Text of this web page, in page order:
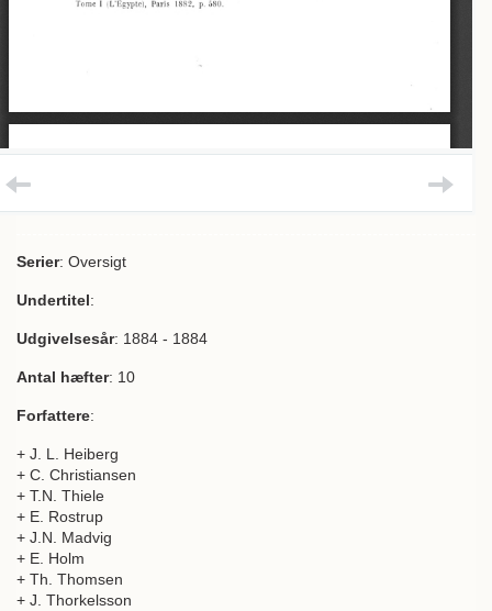
Serier: Oversigt
Undertitel:
Udgivelsesår: 1884 - 1884
Antal hæfter: 10
Forfattere:
+ J. L. Heiberg
+ C. Christiansen
+ T.N. Thiele
+ E. Rostrup
+ J.N. Madvig
+ E. Holm
+ Th. Thomsen
+ J. Thorkelsson